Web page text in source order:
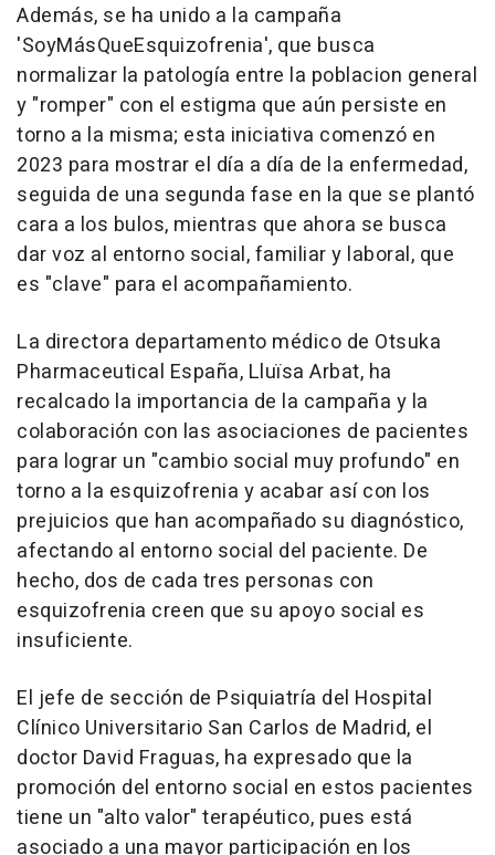
Además, se ha unido a la campaña
'SoyMásQueEsquizofrenia', que busca
normalizar la patología entre la poblacion general
y "romper" con el estigma que aún persiste en
torno a la misma; esta iniciativa comenzó en
2023 para mostrar el día a día de la enfermedad,
seguida de una segunda fase en la que se plantó
cara a los bulos, mientras que ahora se busca
dar voz al entorno social, familiar y laboral, que
es "clave" para el acompañamiento.
La directora departamento médico de Otsuka
Pharmaceutical España, Lluïsa Arbat, ha
recalcado la importancia de la campaña y la
colaboración con las asociaciones de pacientes
para lograr un "cambio social muy profundo" en
torno a la esquizofrenia y acabar así con los
prejuicios que han acompañado su diagnóstico,
afectando al entorno social del paciente. De
hecho, dos de cada tres personas con
esquizofrenia creen que su apoyo social es
insuficiente.
El jefe de sección de Psiquiatría del Hospital
Clínico Universitario San Carlos de Madrid, el
doctor David Fraguas, ha expresado que la
promoción del entorno social en estos pacientes
tiene un "alto valor" terapéutico, pues está
asociado a una mayor participación en los